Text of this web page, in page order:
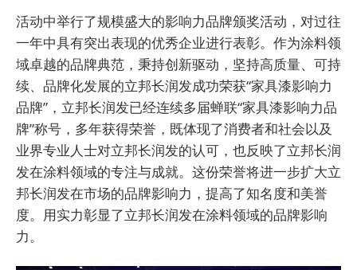
活动中举行了规模盛大的影响力品牌颁奖活动，对过往
一年中具有突出表现的优秀企业进行表彰。作为涂料领
域卓越的品牌典范，秉持创新驱动，坚持高质量、可持
续、品牌化发展的立邦长润发成功荣获“家具漆影响力
品牌”，立邦长润发已经连续多届蝉联“家具漆影响力品
牌”称号，多年获得荣誉，既体现了消费者和社会以及
业界专业人士对立邦长润发的认可，也反映了立邦长润
发在涂料领域的专注与成就。这份荣誉将进一步扩大立
邦长润发在市场的品牌影响力，提高了知名度和美誉
度。用实力彰显了立邦长润发在涂料领域的品牌影响
力。